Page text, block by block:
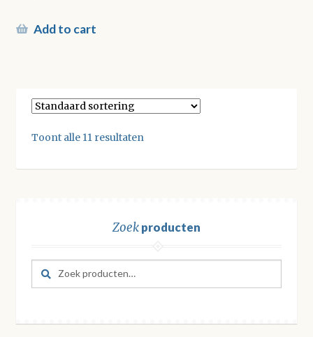
Add to cart
Toont alle 11 resultaten
Zoekproducten
Zoeken
naar:
Zoeken